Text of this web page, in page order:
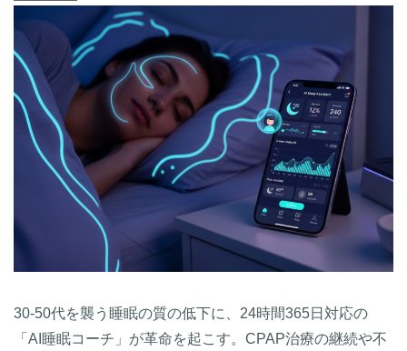
30-50代を襲う睡眠の質の低下に、24時間365日対応の
「AI睡眠コーチ」が革命を起こす。CPAP治療の継続や不